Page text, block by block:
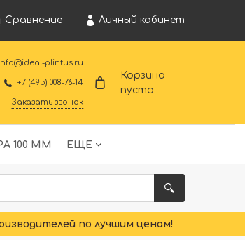
Сравнение Личный кабинет
plintus.ru
+7 (495) 008-76-14
Заказать звонок
Корзина
пуста
100 ММ ЕЩЕ
по лучшим ценам!